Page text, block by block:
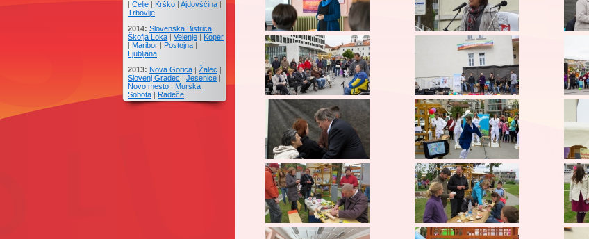
| Celje | Krško | Ajdovščina |
Trbovlje
2014: Slovenska Bistrica |
Škofja Loka | Velenje | Koper
| Maribor | Postojna |
Ljubljana
2013: Nova Gorica | Žalec |
Slovenj Gradec | Jesenice |
Novo mesto | Murska
Sobota | Radeče